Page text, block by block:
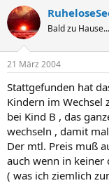
Bald zu
21 März 2004
Stattgefunden hat
Kindern im Wechsel
bei Kind B , das
wechseln , damit
Der mtl. Preis muß
auch wenn in keiner
( was ich ziemlich